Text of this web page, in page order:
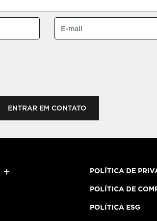
ENTRAR EM CONTATO
POLÍTICA DE
POLÍTICA DE
POLÍTICA ESG